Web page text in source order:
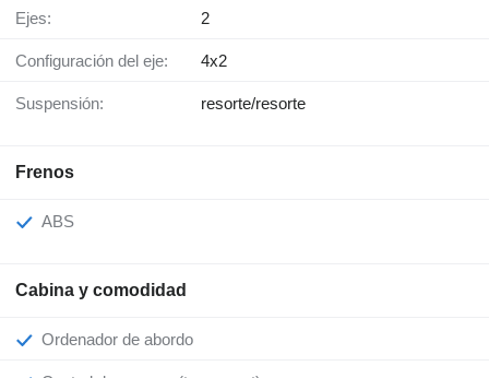
Ejes: 2
Configuración del eje: 4x2
Suspensión: resorte/resorte
Frenos
ABS
Cabina y comodidad
Ordenador de abordo